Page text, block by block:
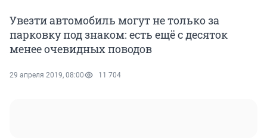
Увезти автомобиль могут не только за
парковку под знаком: есть ещё с десяток
менее очевидных поводов
29 апреля 2019, 08:00 11 704